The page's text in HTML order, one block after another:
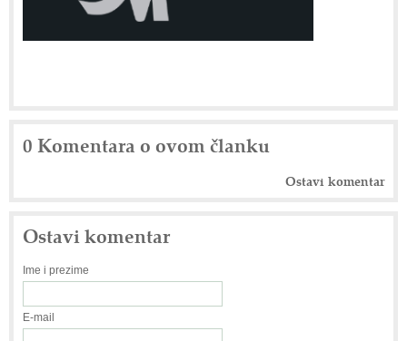
0 Komentara o ovom članku
Ostavi komentar
Ostavi komentar
Ime i prezime
E-mail